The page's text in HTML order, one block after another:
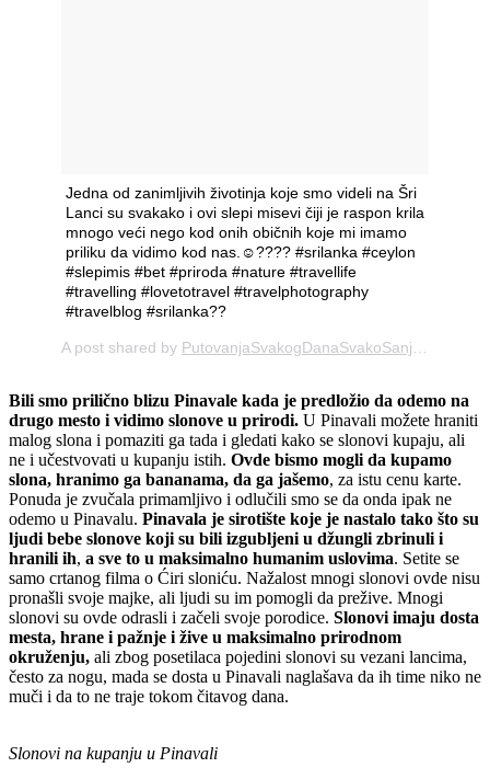
Jedna od zanimljivih životinja koje smo videli na Šri
Lanci su svakako i ovi slepi misevi čiji je raspon krila
mnogo veći nego kod onih običnih koje mi imamo
priliku da vidimo kod nas.☺???? #srilanka #ceylon
#slepimis #bet #priroda #nature #travellife
#travelling #lovetotravel #travelphotography
#travelblog #srilanka??
A post shared by PutovanjaSvakogDanaSvakoSanja
Bili smo prilično blizu Pinavale kada je predložio da odemo na
drugo mesto i vidimo slonove u prirodi. U Pinavali možete hraniti
malog slona i pomaziti ga tada i gledati kako se slonovi kupaju, ali
ne i učestvovati u kupanju istih. Ovde bismo mogli da kupamo
slona, hranimo ga bananama, da ga jašemo, za istu cenu karte.
Ponuda je zvučala primamljivo i odlučili smo se da onda ipak ne
odemo u Pinavalu. Pinavala je sirotište koje je nastalo tako što su
ljudi bebe slonove koji su bili izgubljeni u džungli zbrinuli i
hranili ih, a sve to u maksimalno humanim uslovima. Setite se
samo crtanog filma o Ćiri sloniću. Nažalost mnogi slonovi ovde nisu
pronašli svoje majke, ali ljudi su im pomogli da prežive. Mnogi
slonovi su ovde odrasli i začeli svoje porodice. Slonovi imaju dosta
mesta, hrane i pažnje i žive u maksimalno prirodnom
okruženju, ali zbog posetilaca pojedini slonovi su vezani lancima,
često za nogu, mada se dosta u Pinavali naglašava da ih time niko ne
muči i da to ne traje tokom čitavog dana.
Slonovi na kupanju u Pinavali